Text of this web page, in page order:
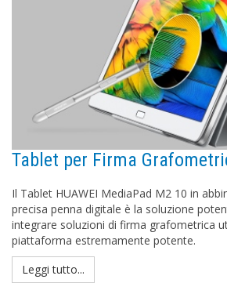
Tablet per Firma
Il Tablet HUAWEI MediaPad M2 10 in
precisa penna digitale è la soluzione
integrare soluzioni di firma grafometrica
piattaforma estremamente potente.
Leggi tutto...